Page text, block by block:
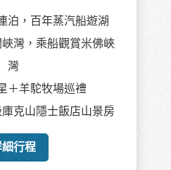
泊，百年蒸汽船遊湖
灣，乘船觀賞米佛峽
灣
＋羊駝牧場巡禮
克山隱士飯店山景房
行程